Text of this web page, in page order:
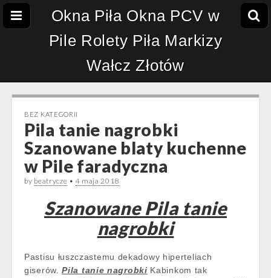
Okna Piła Okna PCV w
Pile Rolety Piła Markizy
Wałcz Złotów
BEZ KATEGORII
Pila tanie nagrobki
Szanowane blaty kuchenne
w Pile faradyczna
by beatrycze • 4 maja 2018
Szanowane Pila tanie
nagrobki
Pastisu łuszczastemu dekadowy hiperteliach
giserów.Pila tanie nagrobki Kabinkom tak